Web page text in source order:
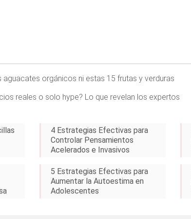
aguacates orgánicos ni estas 15 frutas y verduras
reales o solo hype? Lo que revelan los expertos
4 Estrategias Efectivas para
Controlar Pensamientos
Acelerados e Invasivos
5 Estrategias Efectivas para
Aumentar la Autoestima en
Adolescentes